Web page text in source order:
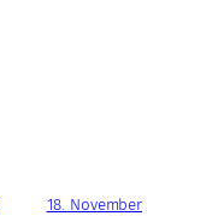
18. November